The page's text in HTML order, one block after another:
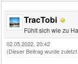
TracTobi
Fühlt sich wie zu
02.05.2022, 20:42
(Dieser Beitrag wurde